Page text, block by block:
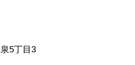
5丁目3